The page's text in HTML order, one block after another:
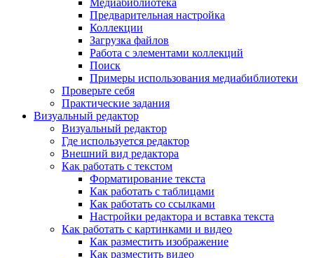
Медиабиблиотека
Предварительная настройка
Коллекции
Загрузка файлов
Работа с элементами коллекций
Поиск
Примеры использования медиабиблиотеки
Проверьте себя
Практические задания
Визуальный редактор
Визуальный редактор
Где используется редактор
Внешний вид редактора
Как работать с текстом
Форматирование текста
Как работать с таблицами
Как работать со ссылками
Настройки редактора и вставка текста
Как работать с картинками и видео
Как разместить изображение
Как разместить видео